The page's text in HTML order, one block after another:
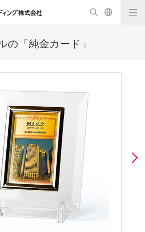
の「純金カード」